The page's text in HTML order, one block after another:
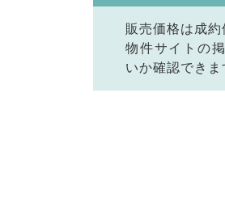
販売価格は成約
物件サイトの
いか確認できま